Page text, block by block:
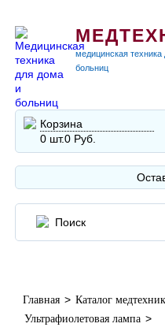
медицинская
больниц
Корзина
0 шт.0 Руб.
Главная > Каталог
Ультрафиолетовая лампа >